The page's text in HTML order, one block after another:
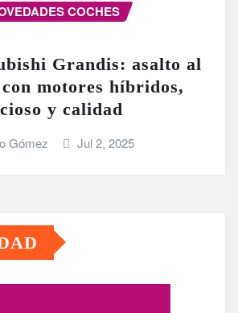
COCHES
Grandis: asalto al
motores híbridos,
y calidad
Gómez Jul 2, 2025